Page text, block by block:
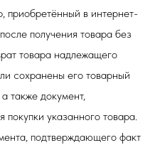
приобретённый в интернет-
получения товара без
товара надлежащего
сохранены его товарный
также документ,
указанного товара.
подтверждающего факт